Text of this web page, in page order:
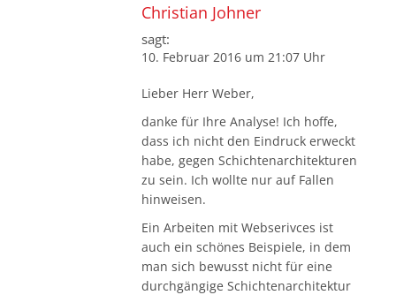
Christian Johner
sagt:
10. Februar 2016 um 21:07 Uhr
Lieber Herr Weber,
danke für Ihre Analyse! Ich hoffe,
dass ich nicht den Eindruck erweckt
habe, gegen Schichtenarchitekturen
zu sein. Ich wollte nur auf Fallen
hinweisen.
Ein Arbeiten mit Webserivces ist
auch ein schönes Beispiele, in dem
man sich bewusst nicht für eine
durchgängige Schichtenarchitektur